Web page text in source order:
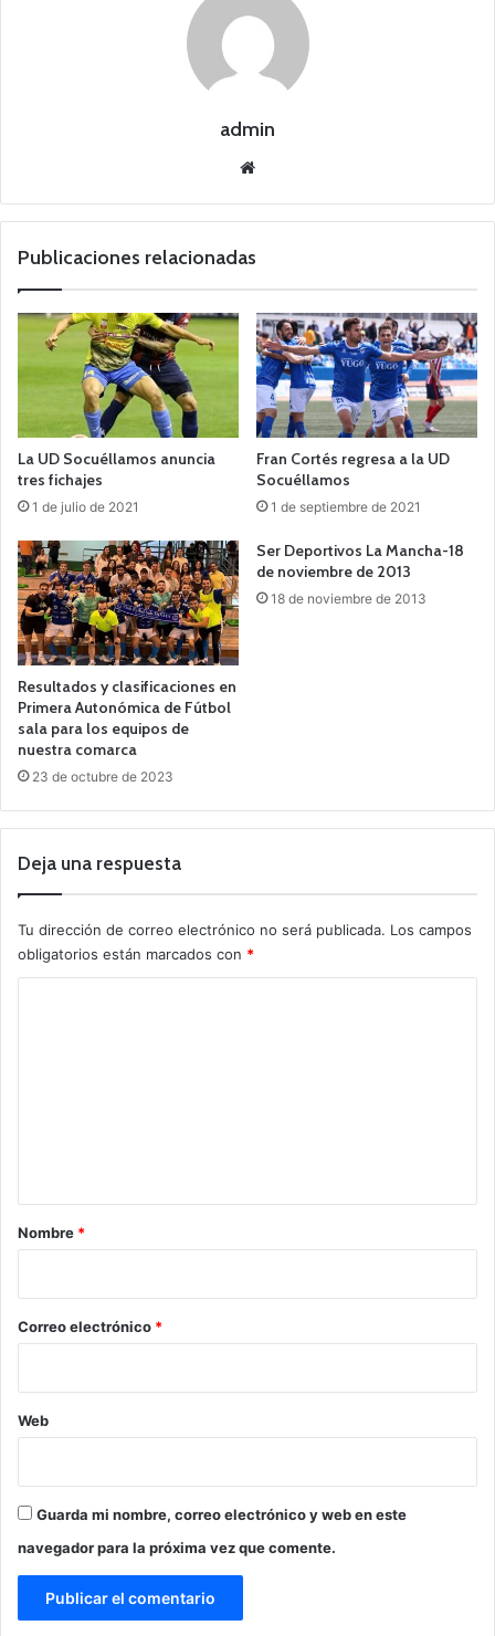
admin
we
Publicaciones relacionadas
La UD Socuéllamos anuncia
tres fichajes
1 de julio de 2021
Fran Cortés regresa a la UD
Socuéllamos
1 de septiembre de 2021
Resultados y clasificaciones en
Primera Autonómica de Fútbol
sala para los equipos de
nuestra comarca
23 de octubre de 2023
Ser Deportivos La Mancha-18
de noviembre de 2013
18 de noviembre de 2013
Deja una respuesta
Tu dirección de correo electrónico no será publicada. Los campos
obligatorios están marcados con *
r
*
Nombre *
Correo electrónico *
Web
Guarda mi nombre, correo electrónico y web en este
navegador para la próxima vez que comente.